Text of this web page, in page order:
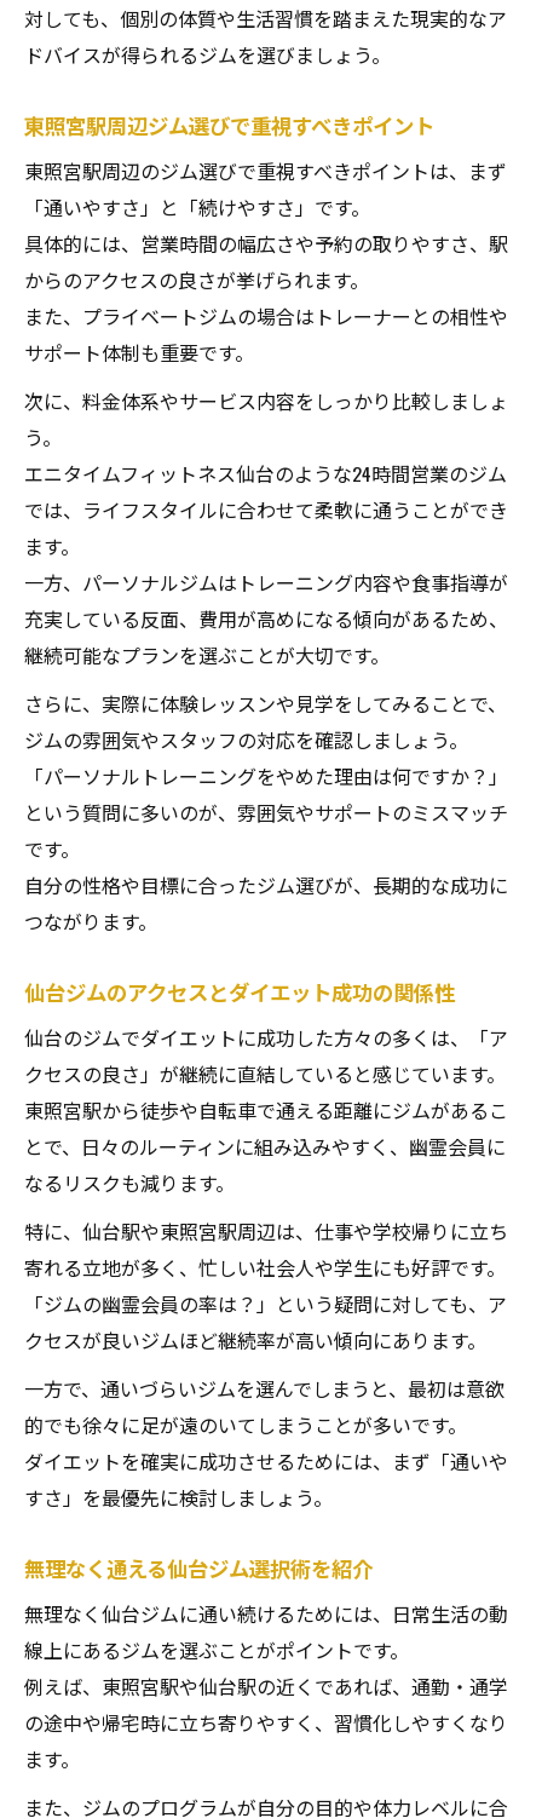
対しても、個別の体質や生活習慣を踏まえた現実的なア
ドバイスが得られるジムを選びましょう。
東照宮駅周辺ジム選びで重視すべきポイント
東照宮駅周辺のジム選びで重視すべきポイントは、まず
「通いやすさ」と「続けやすさ」です。
具体的には、営業時間の幅広さや予約の取りやすさ、駅
からのアクセスの良さが挙げられます。
また、プライベートジムの場合はトレーナーとの相性や
サポート体制も重要です。
次に、料金体系やサービス内容をしっかり比較しましょ
う。
エニタイムフィットネス仙台のような24時間営業のジム
では、ライフスタイルに合わせて柔軟に通うことができ
ます。
一方、パーソナルジムはトレーニング内容や食事指導が
充実している反面、費用が高めになる傾向があるため、
継続可能なプランを選ぶことが大切です。
さらに、実際に体験レッスンや見学をしてみることで、
ジムの雰囲気やスタッフの対応を確認しましょう。
「パーソナルトレーニングをやめた理由は何ですか？」
という質問に多いのが、雰囲気やサポートのミスマッチ
です。
自分の性格や目標に合ったジム選びが、長期的な成功に
つながります。
仙台ジムのアクセスとダイエット成功の関係性
仙台のジムでダイエットに成功した方々の多くは、「ア
クセスの良さ」が継続に直結していると感じています。
東照宮駅から徒歩や自転車で通える距離にジムがあるこ
とで、日々のルーティンに組み込みやすく、幽霊会員に
なるリスクも減ります。
特に、仙台駅や東照宮駅周辺は、仕事や学校帰りに立ち
寄れる立地が多く、忙しい社会人や学生にも好評です。
「ジムの幽霊会員の率は？」という疑問に対しても、ア
クセスが良いジムほど継続率が高い傾向にあります。
一方で、通いづらいジムを選んでしまうと、最初は意欲
的でも徐々に足が遠のいてしまうことが多いです。
ダイエットを確実に成功させるためには、まず「通いや
すさ」を最優先に検討しましょう。
無理なく通える仙台ジム選択術を紹介
無理なく仙台ジムに通い続けるためには、日常生活の動
線上にあるジムを選ぶことがポイントです。
例えば、東照宮駅や仙台駅の近くであれば、通勤・通学
の途中や帰宅時に立ち寄りやすく、習慣化しやすくなり
ます。
また、ジムのプログラムが自分の目的や体力レベルに合